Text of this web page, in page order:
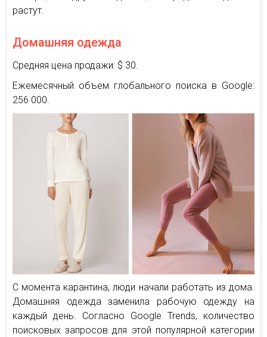
растут.
Домашняя одежда
Средняя цена продажи: $ 30.
Ежемесячный объем глобального поиска в Google:
256 000.
С момента карантина, люди начали работать из дома.
Домашняя одежда заменила рабочую одежду на
каждый день. Согласно Google Trends, количество
поисковых запросов для этой популярной категории